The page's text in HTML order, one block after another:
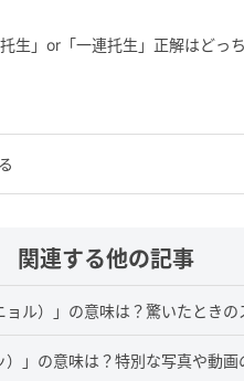
生」or「一連托生」正解はどっ
関連する他の記事
ル）」の意味は？驚いたときの
」の意味は？特別な写真や動画